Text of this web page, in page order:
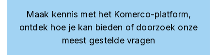
Maak kennis met het Komerco-platform,
ontdek hoe je kan bieden of doorzoek onze
meest gestelde vragen